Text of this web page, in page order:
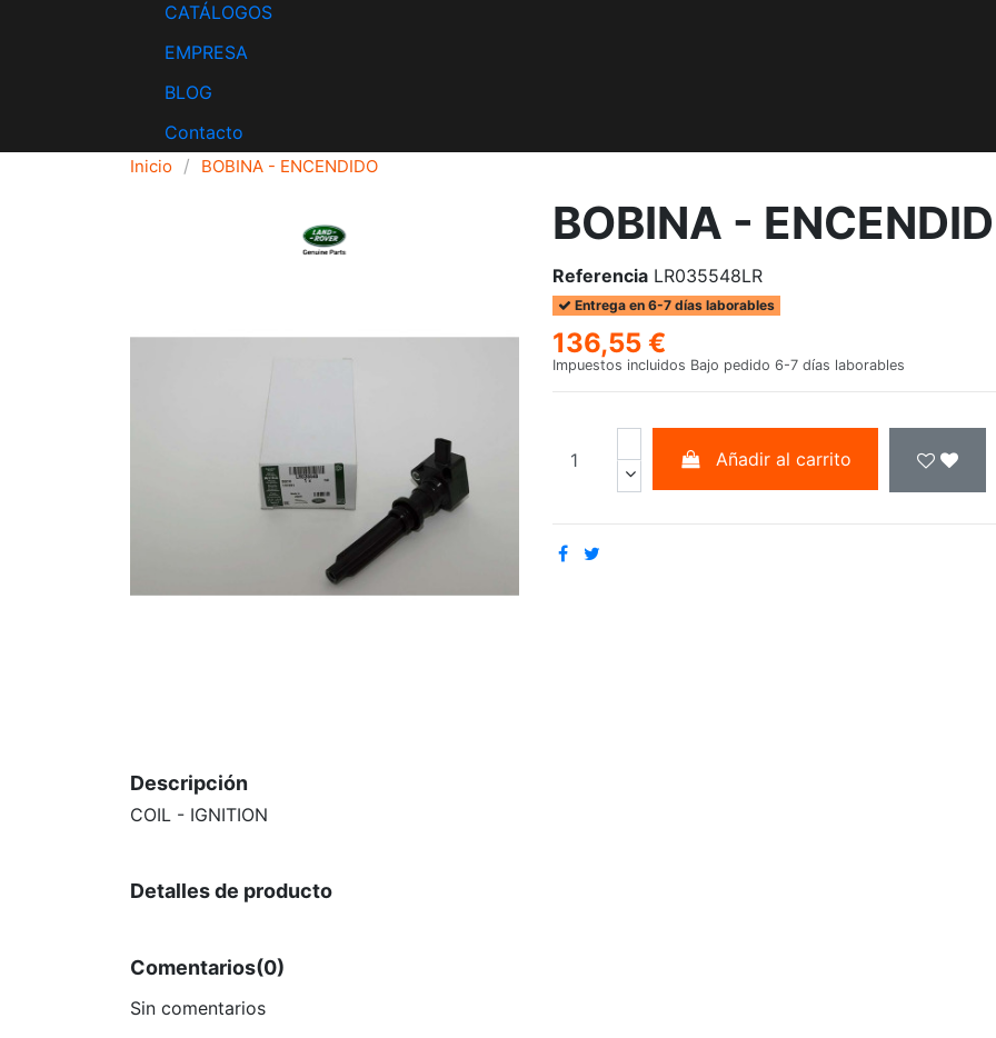
CATÁLOGOS
EMPRESA
BLOG
Contacto
Inicio BOBINA - ENCENDIDO
BOBINA -
Referencia LR035548LR
Entrega en 6-7 días laborables
136,55 €
Impuestos incluidos Bajo pedido 6-7 días laborables
Añadir al carrito
Descripción
COIL - IGNITION
Detalles de producto
Comentarios(0)
Sin comentarios